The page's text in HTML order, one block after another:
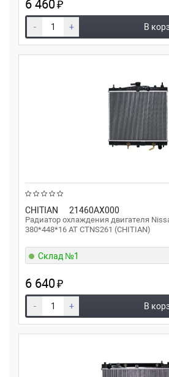
6 460₽
- + В
CHITIAN 21460AX000
Радиатор охлаждения двигателя
380*448*16 AT CTNS261 (CHITIAN)
Склад №1
6 640₽
- + В